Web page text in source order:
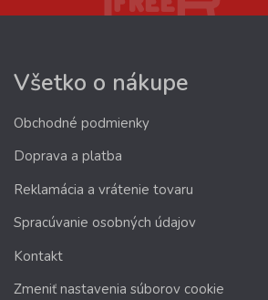
Všetko o nákupe
Obchodné podmienky
Doprava a platba
Reklamácia a vrátenie tovaru
Spracúvanie osobných údajov
Kontakt
Zmeniť nastavenia súborov cookie